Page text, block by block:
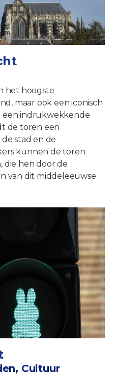
het hoogste
maar ook een iconisch
een indrukwekkende
de toren een
stad en de
kunnen de toren
die hen door de
van dit middeleeuwse
Cultuur